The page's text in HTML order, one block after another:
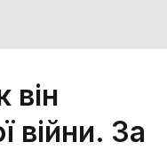
він
війни. За